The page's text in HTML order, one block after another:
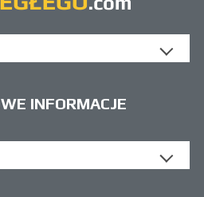
INFORMACJE